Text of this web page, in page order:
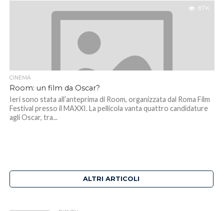
8.7K
CINEMA
Room: un film da Oscar?
Ieri sono stata all’anteprima di Room, organizzata dal Roma Film
Festival presso il MAXXI. La pellicola vanta quattro candidature
agli Oscar, tra...
ALTRI ARTICOLI